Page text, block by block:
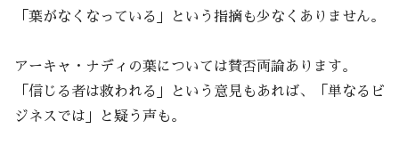
「葉がなくなっている」という指摘も少なくありません。
アーキャ・ナディの葉については賛否両論あります。
「信じる者は救われる」という意見もあれば、「単なるビ
ジネスでは」と疑う声も。